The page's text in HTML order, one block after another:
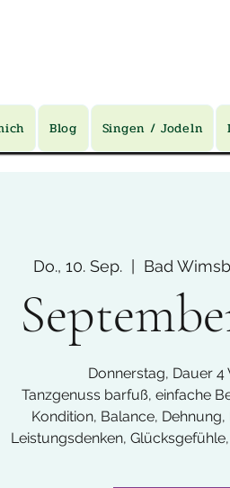
Blog Singen / Jodeln
Do., 10. Sep. Bad
Donnerstag, Dauer 4
Tanzgenuss barfuß, einfache
Kondition, Balance,
Leistungsdenken,